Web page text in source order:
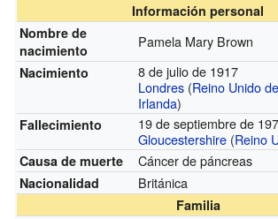
Información personal
Nombre de
nacimiento
Pamela Mary Brown
Nacimiento
8 de julio de 1917
Londres (Reino Unido
Irlanda)
Fallecimiento
19 de septiembre de
Gloucestershire (Reino
Causa de muerte Cáncer de páncreas
Nacionalidad Británica
Familia